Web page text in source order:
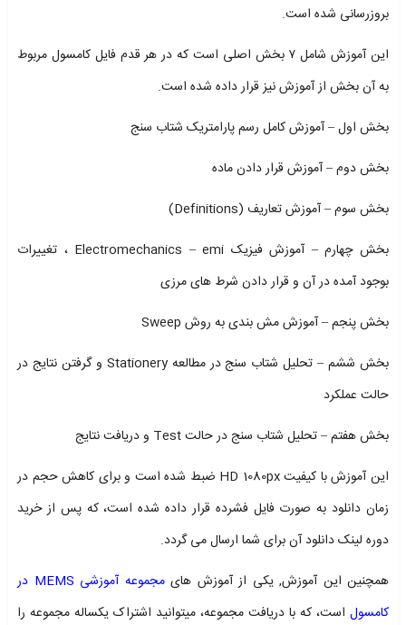
بروزرسانی شده است.
این آموزش شامل ۷ بخش اصلی است که در هر قدم فایل کامسول مربوط
به آن بخش از آموزش نیز قرار داده شده است.
بخش اول – آموزش کامل رسم پارامتریک شتاب سنج
بخش دوم – آموزش قرار دادن ماده
بخش سوم – آموزش تعاریف (Definitions)
بخش چهارم – آموزش فیزیک Electromechanics – emi ، تغییرات
بوجود آمده در آن و قرار دادن شرط های مرزی
بخش پنجم – آموزش مش بندی به روش Sweep
بخش ششم – تحلیل شتاب سنج در مطالعه Stationery و گرفتن نتایج در
حالت عملکرد
بخش هفتم – تحلیل شتاب سنج در حالت Test و دریافت نتایج
این آموزش با کیفیت HD 1080px ضبط شده است و برای کاهش حجم در
زمان دانلود به صورت فایل فشرده قرار داده شده است، که پس از خرید
دوره لینک دانلود آن برای شما ارسال می گردد.
همچنین این آموزش, یکی از آموزش های
مجموعه آموزشی MEMS در
کامسول است، که با دریافت مجموعه، میتوانید اشتراک یکساله مجموعه را